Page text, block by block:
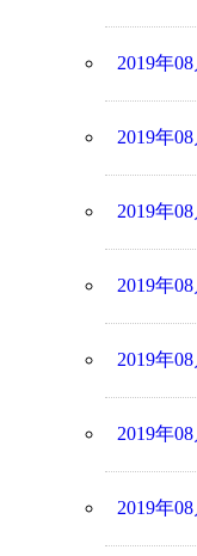
2019年
2019年
2019年
2019年
2019年
2019年
2019年